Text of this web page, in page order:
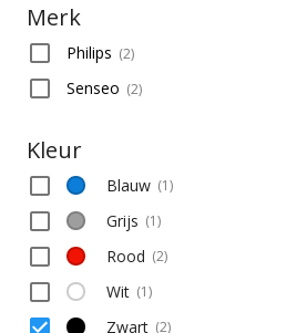
Merk
Philips (2)
Senseo (2)
Kleur
Blauw (1)
Grijs (1)
Rood (2)
Wit (1)
Zwart (2)